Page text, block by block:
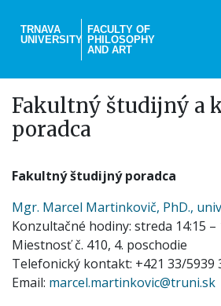
main
TRNAVA
UNIVERSITY
FACULTY OF
PHILOSOPHY
AND ART
Fakultný študijný a
poradca
Fakultný študijný poradca
Mgr. Marcel Martinkovič, PhD.,
Konzultačné hodiny: streda 14:15 –
Miestnosť č. 410, 4. poschodie
Telefonický kontakt: +421 33/5939
Email: marcel.martinkovic@truni.sk